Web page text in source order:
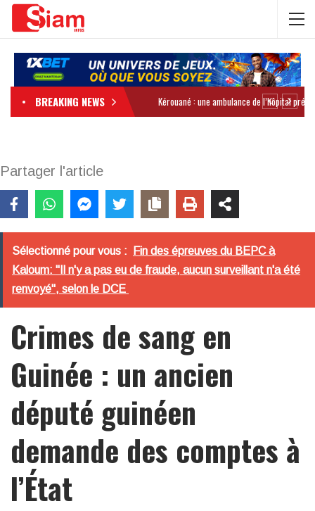
BREAKING NEWS
Partager l'article
Sélectionné pour vous :
Fin des épreuves du BEPC à
Kaloum: "Il n'y a pas eu de fraude, aucun surveillant n'a été
renvoyé", selon le DCE
Crimes de sang en
Guinée : un ancien
député guinéen
demande des comptes à
l’État